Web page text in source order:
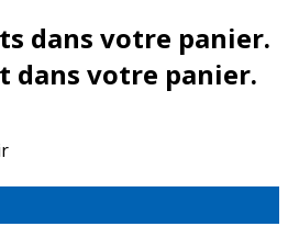
dans votre panier.
dans votre panier.